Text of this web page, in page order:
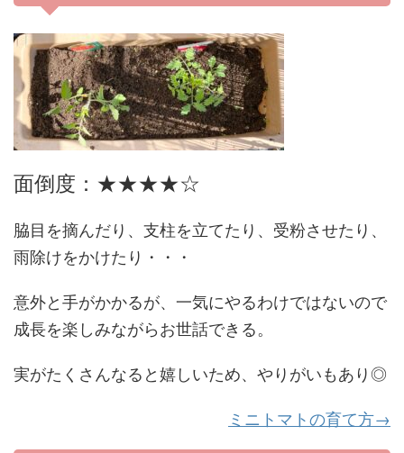
面倒度：★★★★☆
脇目を摘んだり、支柱を立てたり、受粉させたり、
雨除けをかけたり・・・
意外と手がかかるが、一気にやるわけではないので
成長を楽しみながらお世話できる。
実がたくさんなると嬉しいため、やりがいもあり◎
ミニトマトの育て方→